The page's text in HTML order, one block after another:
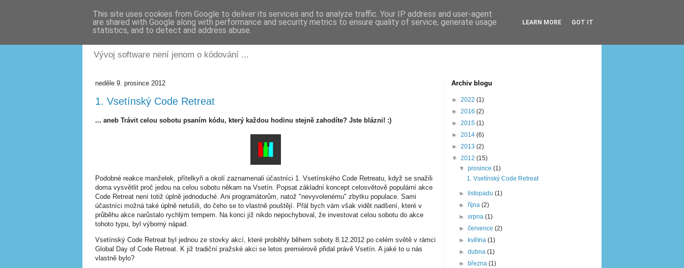
Robert Dresler
Vývoj software není jenom o kódování ...
neděle 9. prosince 2012
1. Vsetínský Code Retreat
... aneb Trávit celou sobotu psaním kódu, který každou hodinu stejně zahodíte? Jste blázni! :)
Podobné reakce manželek, přítelkyň a okolí zaznamenali účastníci 1. Vsetínského Code Retreatu, když se snažili
doma vysvětlit proč jedou na celou sobotu někam na Vsetín. Popsat základní koncept celosvětově populární akce
Code Retreat není totiž úplně jednoduché. Ani programátorům, natož "nevyvolenému" zbytku populace. Sami
účastníci možná také úplně netušili, do čeho se to vlastně pouštějí. Přál bych vám však vidět nadšení, které v
průběhu akce narůstalo rychlým tempem. Na konci již nikdo nepochyboval, že investovat celou sobotu do akce
tohoto typu, byl výborný nápad.
Vsetínský Code Retreat byl jednou ze stovky akcí, které proběhly během soboty 8.12.2012 po celém světě v rámci
Global Day of Code Retreat. K již tradiční pražské akci se letos premiérově přidal právě Vsetín. A jaké to u nás
vlastně bylo?
Archiv blogu
► 2022 (1)
► 2016 (2)
► 2015 (1)
► 2014 (6)
► 2013 (2)
▼ 2012 (15)
▼prosince(1)
1. Vsetínský Code Retreat
► listopadu(1)
►října(2)
►srpna(1)
►července(2)
►
května(1)
►dubna(1)
► března(1)
This site uses cookies from Google to deliver its services and to analyze traffic. Your IP address and user-agent
are shared with Google along with performance and security metrics to ensure quality of service, generate usage
statistics, and to detect and address abuse.
LEARN MORE GOT IT